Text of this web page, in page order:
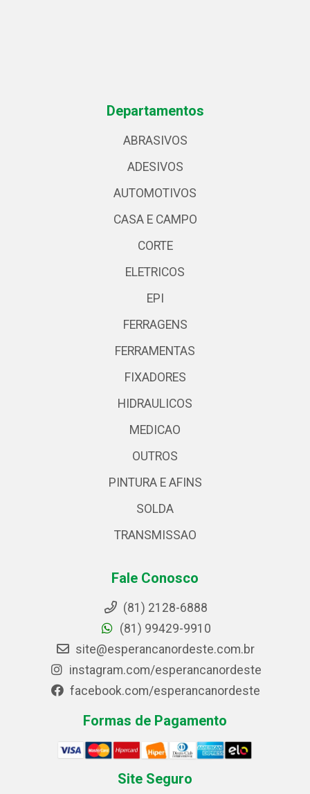
Departamentos
ABRASIVOS
ADESIVOS
AUTOMOTIVOS
CASA E CAMPO
CORTE
ELETRICOS
EPI
FERRAGENS
FERRAMENTAS
FIXADORES
HIDRAULICOS
MEDICAO
OUTROS
PINTURA E AFINS
SOLDA
TRANSMISSAO
Fale Conosco
(81) 2128-6888
(81) 99429-9910
site@esperancanordeste.com.br
instagram.com/esperancanordeste
facebook.com/esperancanordeste
Formas de Pagamento
Site Seguro